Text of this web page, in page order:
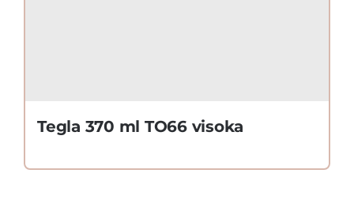
Tegla 370 ml TO66 visoka